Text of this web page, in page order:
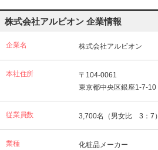
株式会社アルビオン 企業情報
企業名 株式会社アルビオン
本社住所
〒104-0061
東京都中央区銀座1-7-10
従業員数 3,700名（男女比 3：7）
業種 化粧品メーカー